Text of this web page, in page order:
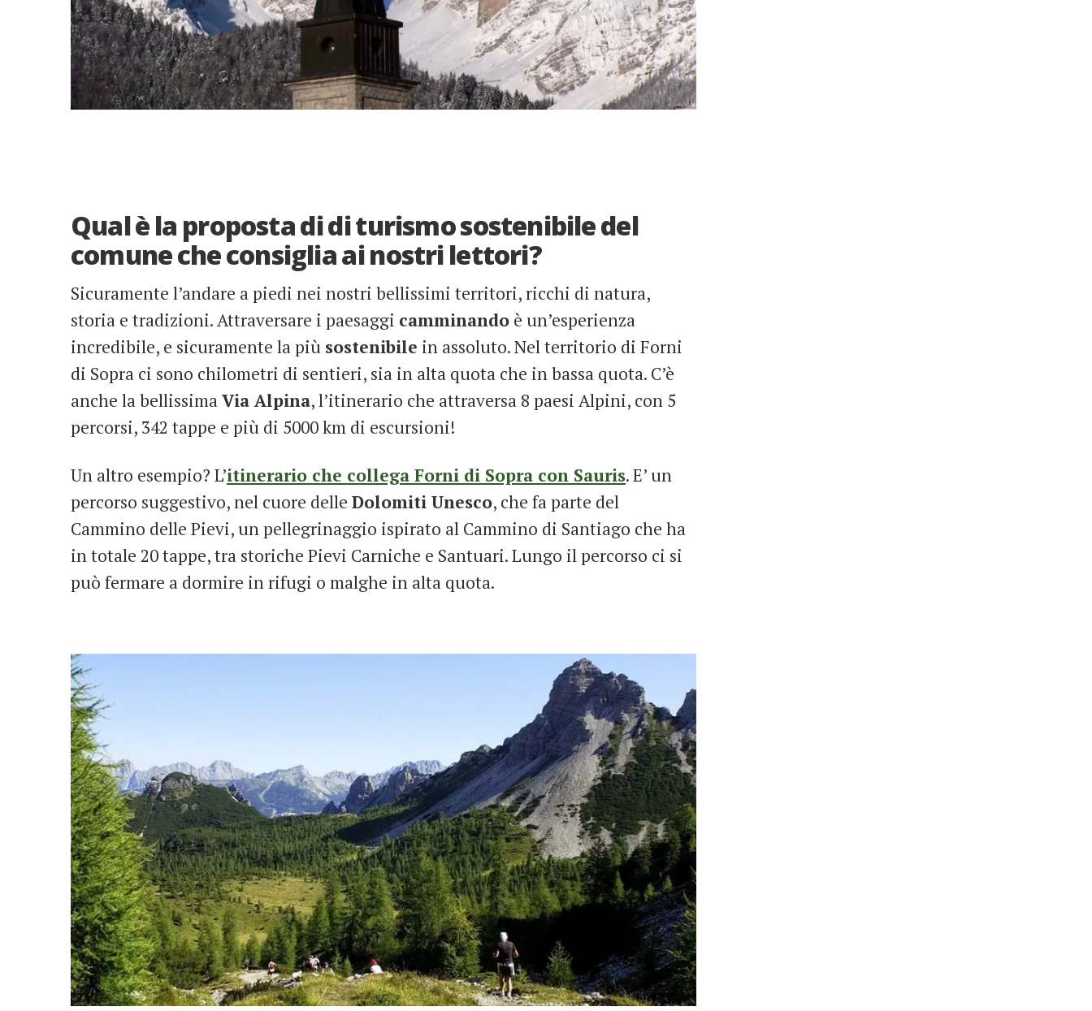
Qual è la proposta di di turismo sostenibile del
comune che consiglia ai nostri lettori?
Sicuramente l’andare a piedi nei nostri bellissimi territori, ricchi di natura,
storia e tradizioni. Attraversare i paesaggi camminando è un’esperienza
incredibile, e sicuramente la più sostenibile in assoluto. Nel territorio di Forni
di Sopra ci sono chilometri di sentieri, sia in alta quota che in bassa quota. C’è
anche la bellissimaVia Alpina, l’itinerario che attraversa 8 paesi Alpini, con 5
percorsi, 342 tappe e più di 5000 km di escursioni!
Un altro esempio? L’itinerario che collega Forni di Sopra con Sauris. E’ un
percorso suggestivo, nel cuore delle Dolomiti Unesco, che fa parte del
Cammino delle Pievi, un pellegrinaggio ispirato al Cammino di Santiago che ha
in totale 20 tappe, tra storiche Pievi Carniche e Santuari. Lungo il percorso ci si
può fermare a dormire in rifugi o malghe in alta quota.